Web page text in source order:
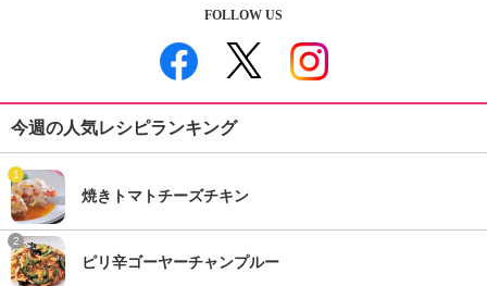
FOLLOW US
今週の人気レシピランキング
1
焼きトマトチーズチキン
2
ピリ辛ゴーヤーチャンプルー